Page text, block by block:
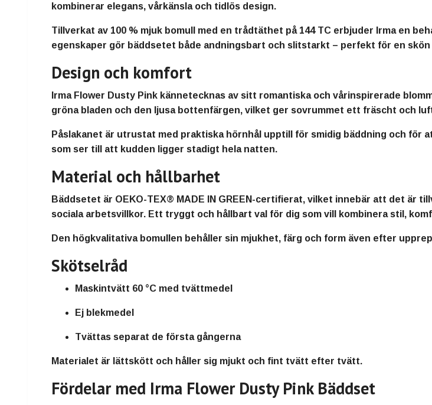
kombinerar elegans, vårkänsla och tidlös design.
Tillverkat av 100 % mjuk bomull med en trådtäthet på 144 TC erbjuder Irma en
egenskaper gör bäddsetet både andningsbart och slitstarkt – perfekt för en
Design och komfort
Irma Flower Dusty Pink kännetecknas av sitt romantiska och vårinspirerade
gröna bladen och den ljusa bottenfärgen, vilket ger sovrummet ett fräscht och
Påslakanet är utrustat med praktiska hörnhål upptill för smidig bäddning och
som ser till att kudden ligger stadigt hela natten.
Material och hållbarhet
Bäddsetet är OEKO-TEX® MADE IN GREEN-certifierat, vilket innebär att det är
sociala arbetsvillkor. Ett tryggt och hållbart val för dig som vill kombinera stil,
Den högkvalitativa bomullen behåller sin mjukhet, färg och form även efter
Skötselråd
Maskintvätt 60 °C med tvättmedel
Ej blekmedel
Tvättas separat de första gångerna
Materialet är lättskött och håller sig mjukt och fint tvätt efter tvätt.
Fördelar med Irma Flower Dusty Pink Bäddset